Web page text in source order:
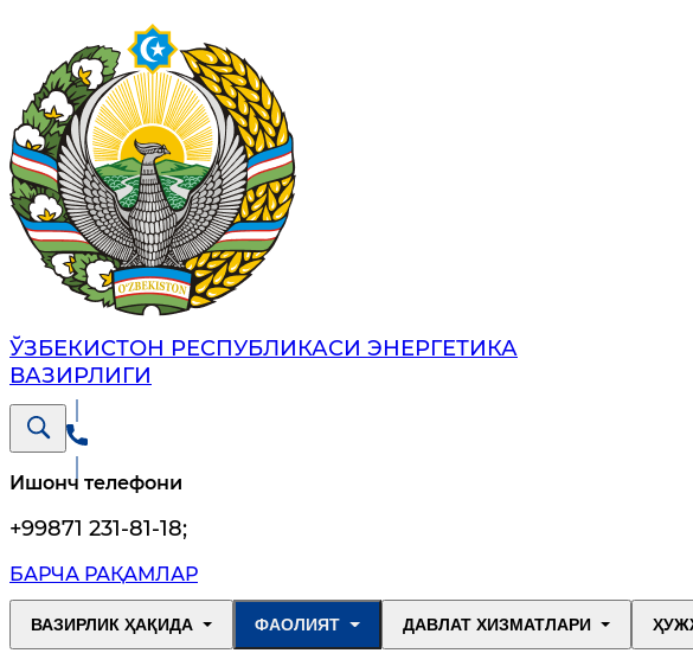
ЎЗБЕКИСТОН РЕСПУБЛИКАСИ ЭНЕРГЕТИКА
ВАЗИРЛИГИ
Ишонч телефони
+99871 231-81-18;
БАРЧА РАҚАМЛАР
ВАЗИРЛИК ҲАҚИДА ФАОЛИЯТ ДАВЛАТ ХИЗМАТЛАРИ